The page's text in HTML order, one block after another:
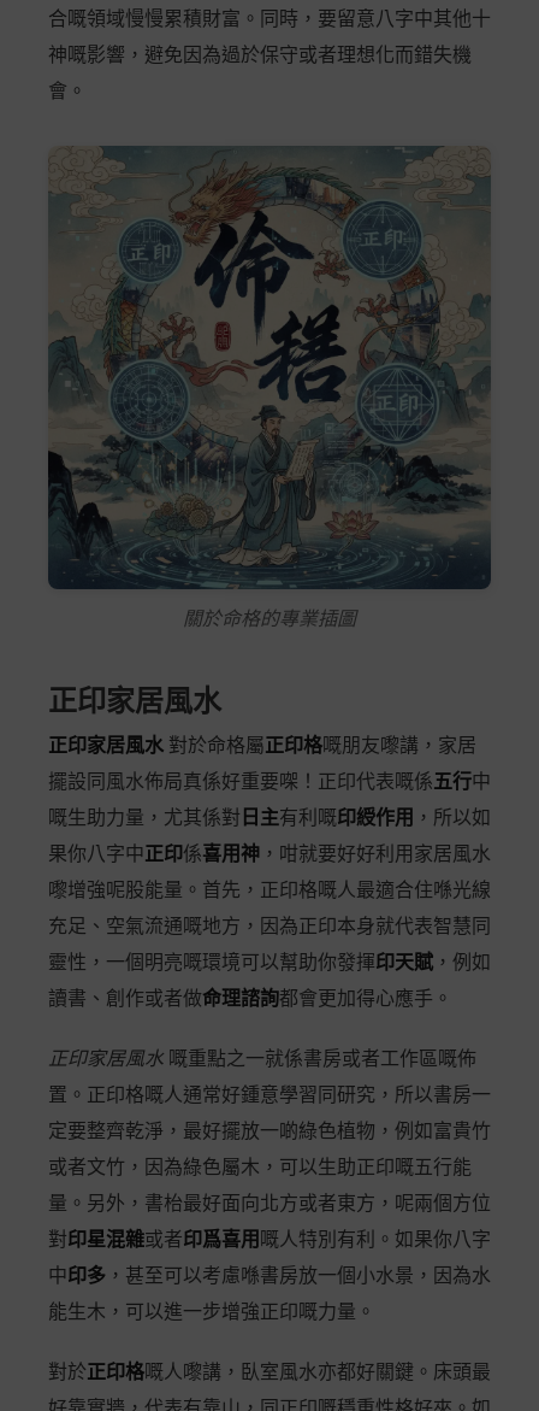
合嘅領域慢慢累積財富。同時，要留意八字中其他十
神嘅影響，避免因為過於保守或者理想化而錯失機
會。
關於命格的專業插圖
正印家居風水
正印家居風水 對於命格屬正印格嘅朋友嚟講，家居
擺設同風水佈局真係好重要㗎！正印代表嘅係五行中
嘅生助力量，尤其係對 日主有利嘅印綬作用 ，所以如
果你八字中正印係喜用神 ，咁就要好好利用家居風水
嚟增強呢股能量。首先，正印格嘅人最適合住喺光線
充足、空氣流通嘅地方，因為正印本身就代表智慧同
靈性，一個明亮嘅環境可以幫助你發揮印天賦 ，例如
讀書、創作或者做命理諮詢都會更加得心應手。
正印家居風水 嘅重點之一就係書房或者工作區嘅佈
置。正印格嘅人通常好鍾意學習同研究，所以書房一
定要整齊乾淨，最好擺放一啲綠色植物，例如富貴竹
或者文竹，因為綠色屬木，可以生助正印嘅五行能
量。另外，書枱最好面向北方或者東方，呢兩個方位
對印星混雜或者印爲喜用 嘅人特別有利。如果你八字
中印多 ，甚至可以考慮喺書房放一個小水景，因為水
能生木，可以進一步增強正印嘅力量。
對於正印格嘅人嚟講，臥室風水亦都好關鍵。床頭最